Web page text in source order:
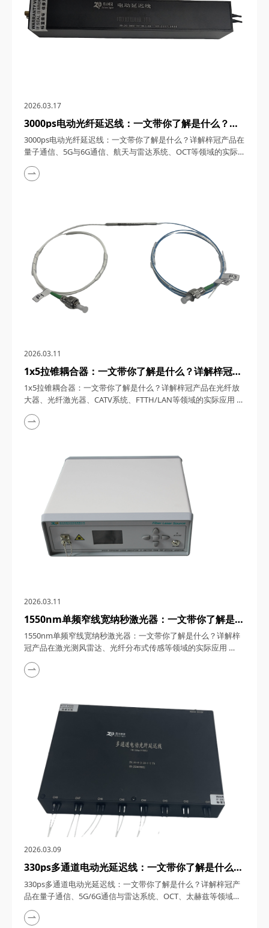
2026.03.17
3000ps电动光纤延迟线：一文带你了解是什么？详
解梓冠产品在量子通信、5G与6G通信、航天与雷达
系统、OCT等领域的实际应用
3000ps电动光纤延迟线：一文带你了解是什么？详解梓冠产品在
量子通信、5G与6G通信、航天与雷达系统、OCT等领域的实际
应用 3000ps电动光纤延迟线，在高速发展的光通信与探测技术
领域，凭借其卓越的性能和广泛的应用潜力，成为了众多高科技
2026.03.11
1x5拉锥耦合器：一文带你了解是什么？详解梓冠产
品在光纤放大器、光纤激光器、CATV系统、
FTTH/LAN等领域的实际应用
1x5拉锥耦合器：一文带你了解是什么？详解梓冠产品在光纤放
大器、光纤激光器、CATV系统、FTTH/LAN等领域的实际应用
1x5拉锥耦合器，在光纤通信与传感技术迅猛发展的今天，凭借
其独特的设计、卓越的性能以及广泛的应用场景，成为了光纤网
款产品的内在魅力。 一、1...
2026.03.11
1550nm单频窄线宽纳秒激光器：一文带你了解是什
么？详解梓冠产品在激光测风雷达、光纤分布式传感
等领域的实际应用
1550nm单频窄线宽纳秒激光器：一文带你了解是什么？详解梓
冠产品在激光测风雷达、光纤分布式传感等领域的实际应用
1550nm单频窄线宽纳秒激光器，在激光技术的浩瀚星空中，犹
如一颗璀璨的明星，以其独特的光学特性和广泛的应用领域，吸
越的性能和稳定的表现，成为了市场上的热门之...
2026.03.09
330ps多通道电动光延迟线：一文带你了解是什么？
详解梓冠产品在量子通信、5G/6G通信与雷达系
统、OCT、太赫兹等领域的实际应用
330ps多通道电动光延迟线：一文带你了解是什么？详解梓冠产
品在量子通信、5G/6G通信与雷达系统、OCT、太赫兹等领域的
实际应用 330ps多通道电动光延迟线，在光通信与光电子技术的
飞速发展中，凭借其高精度、多通道、可调可控等特性，在量子